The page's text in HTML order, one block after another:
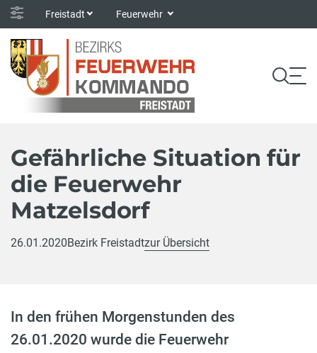
Freistadt Feuerwehr
Gefährliche Situation für
die Feuerwehr
Matzelsdorf
26.01.2020Bezirk Freistadtzur Übersicht
In den frühen Morgenstunden des
26.01.2020 wurde die Feuerwehr